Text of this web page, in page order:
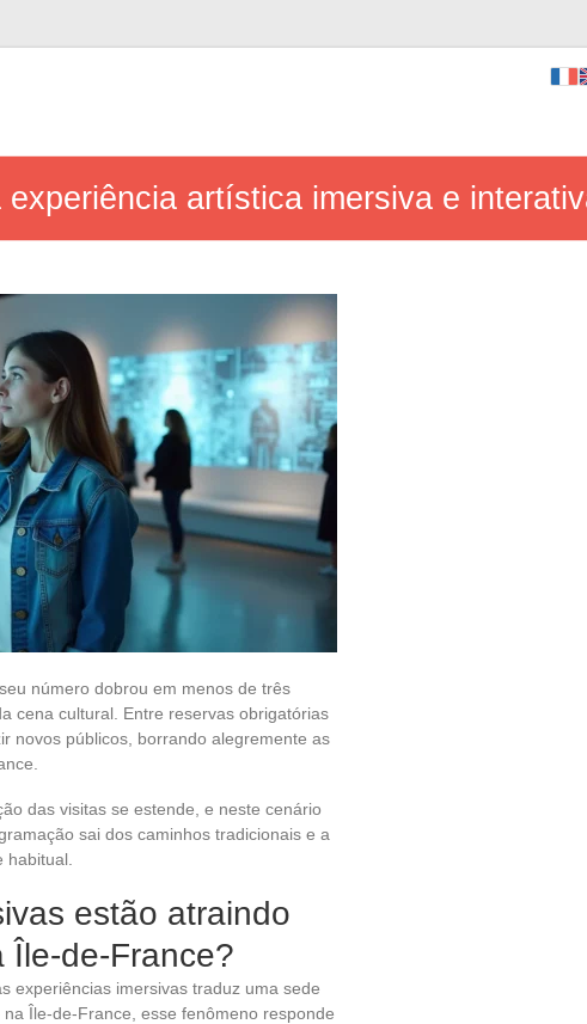
artística imersiva e
número dobrou em menos de três
cena cultural. Entre reservas obrigatórias
novos públicos, borrando alegremente as
das visitas se estende, e neste cenário
sai dos caminhos tradicionais e a
estão atraindo
Île-de-France?
experiências imersivas traduz uma sede
Île-de-France, esse fenômeno responde